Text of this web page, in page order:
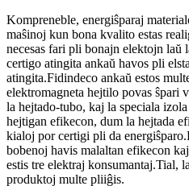
Kompreneble, energiŝparaj
maŝinoj kun bona kvalito estas
necesas fari pli bonajn elektojn laŭ
certigo atingita ankaŭ havos pli
atingita.Fidindeco ankaŭ estos
elektromagneta hejtilo povas ŝpari
la hejtado-tubo, kaj la speciala
hejtigan efikecon, dum la hejtada
kialoj por certigi pli da
bobenoj havis malaltan efikecon
estis tre elektraj konsumantaj.Tial,
produktoj multe pliiĝis.